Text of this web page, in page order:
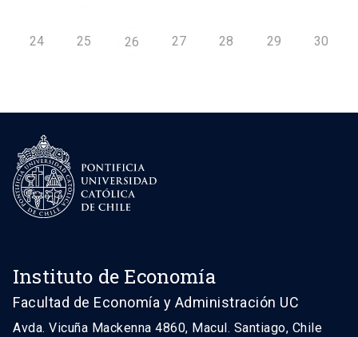
24 25 26 27 28 29 30
Instituto de Economía
Facultad de Economía y Administración UC
Avda. Vicuña Mackenna 4860, Macul. Santiago, Chile